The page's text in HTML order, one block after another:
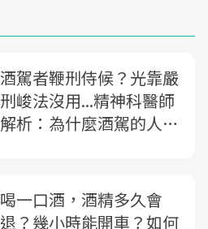
酒駕者鞭刑侍候？光靠嚴
刑峻法沒用...精神科醫師
解析：為什麼酒駕的人罰
喝一口酒，酒精多久會
退？幾小時能開車？如何